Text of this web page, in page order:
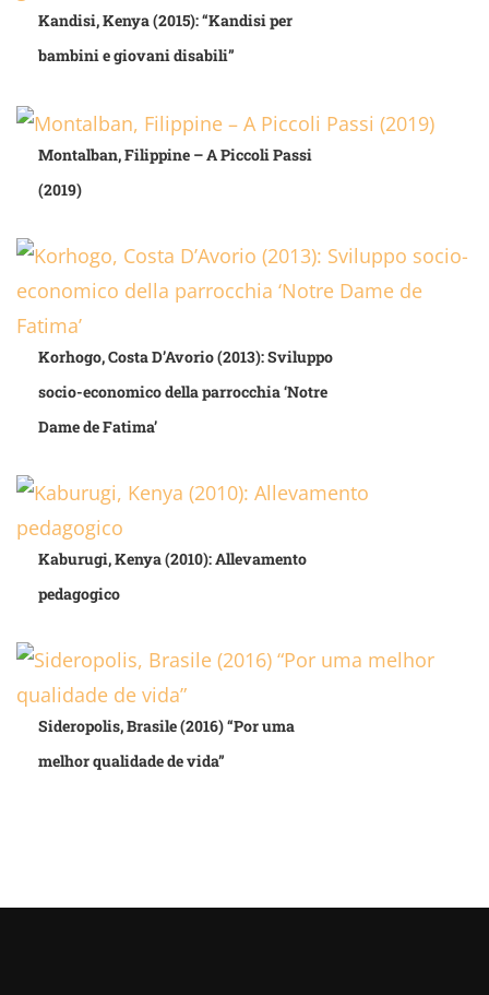
Kandisi, Kenya (2015): “Kandisi per
bambini e giovani disabili”
Montalban, Filippine – A Piccoli Passi
(2019)
Korhogo, Costa D’Avorio (2013): Sviluppo
socio-economico della parrocchia ‘Notre
Dame de Fatima’
Kaburugi, Kenya (2010): Allevamento
pedagogico
Sideropolis, Brasile (2016) “Por uma
melhor qualidade de vida”